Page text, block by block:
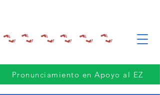
Pronunciamiento en Apoyo al EZ